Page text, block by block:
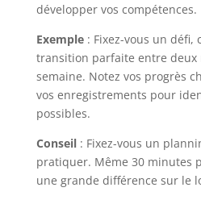
développer vos compétences.
Exemple: Fixez-vous un défi,
transition parfaite entre deux
semaine. Notez vos progrès
vos enregistrements pour
possibles.
Conseil: Fixez-vous un
pratiquer. Même 30 minutes
une grande différence sur le